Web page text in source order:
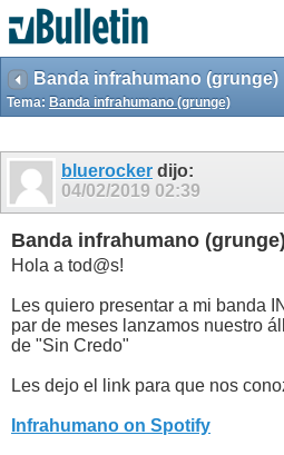
Banda infrahumano (grunge)
Tema: Banda infrahumano (grunge)
bluerocker dijo:
04/02/2019 02:39
Banda infrahumano (grunge)
Hola a tod@s!
Les quiero presentar a mi banda
par de meses lanzamos nuestro
de "Sin Credo"
Les dejo el link para que nos
Infrahumano on Spotify